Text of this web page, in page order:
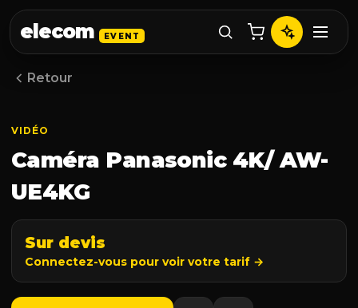
elecom EVENT
Retour
VIDÉO
Caméra Panasonic 4K/ AW-
UE4KG
Sur devis
Connectez-vous pour voir votre tarif →